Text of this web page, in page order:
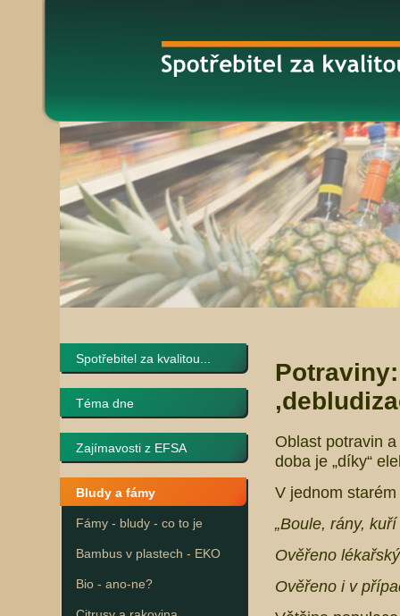
Spotřebitel za kvalitou...
Téma dne
Zajímavosti z EFSA
Bludy a fámy
Fámy - bludy - co to je
Bambus v plastech - EKO
Bio - ano-ne?
Potraviny:
Oblast potravin
doba je „díky“
V jednom
„Boule, rány,
Ověřeno
Ověřeno i v